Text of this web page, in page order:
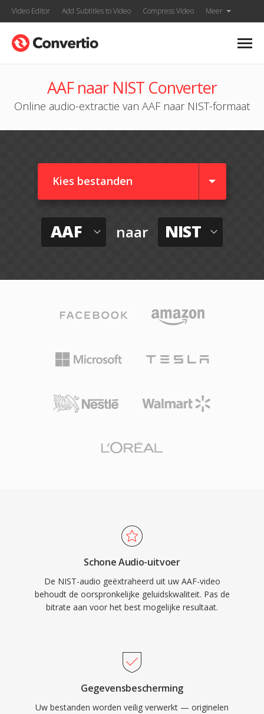
Video Editor Add Subtitles to Video Compress Video Meer
AAF naar NIST Converter
Online audio-extractie van AAF naar NIST-formaat
Kies bestanden
AAF naar NIST
Schone Audio-uitvoer
De NIST-audio geëxtraheerd uit uw AAF-video
behoudt de oorspronkelijke geluidskwaliteit. Pas de
bitrate aan voor het best mogelijke resultaat.
Gegevensbescherming
Uw bestanden worden veilig verwerkt — originelen